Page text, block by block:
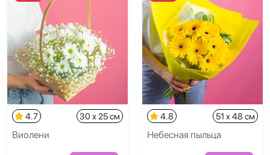
4.7 30 x 25 см
Виолени
4.8 51 x 48 см
Небесная пыльца